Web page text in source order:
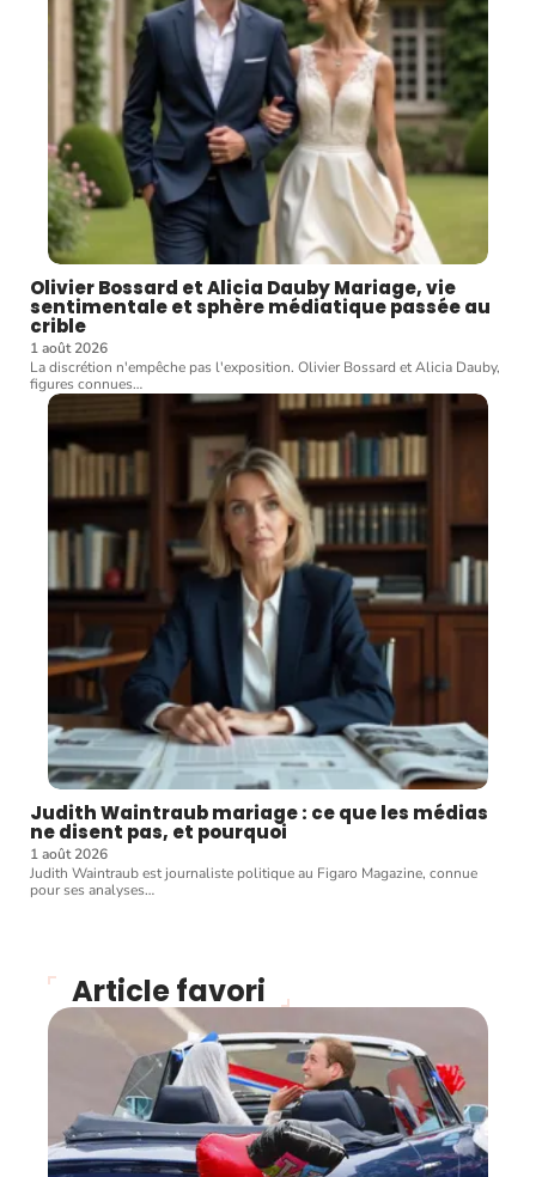
Olivier Bossard et Alicia Dauby Mariage, vie
sentimentale et sphère médiatique passée au
crible
1 août 2026
La discrétion n'empêche pas l'exposition. Olivier Bossard et Alicia Dauby,
figures connues…
Judith Waintraub mariage : ce que les médias
ne disent pas, et pourquoi
1 août 2026
Judith Waintraub est journaliste politique au Figaro Magazine, connue
pour ses analyses…
Article favori